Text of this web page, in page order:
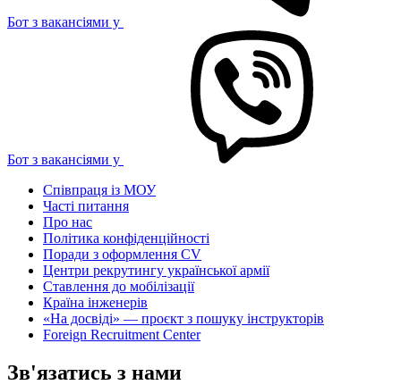
Бот з вакансіями у
Бот з вакансіями у
Співпраця із МОУ
Часті питання
Про нас
Політика конфіденційності
Поради з оформлення CV
Центри рекрутингу української армії
Ставлення до мобілізації
Країна інженерів
«На досвіді» — проєкт з пошуку інструкторів
Foreign Recruitment Center
Зв'язатись з нами